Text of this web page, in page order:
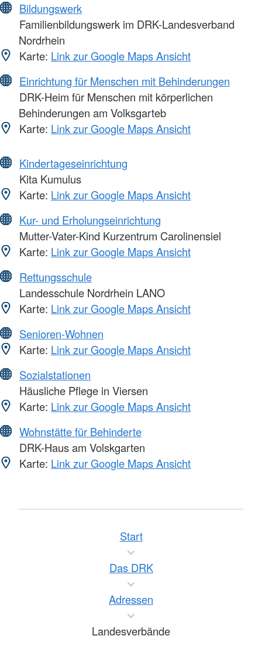
Bildungswerk
Familienbildungswerk im DRK-Landesverband
Nordrhein
Karte: Link zur Google Maps Ansicht
Einrichtung für Menschen mit Behinderungen
DRK-Heim für Menschen mit körperlichen
Behinderungen am Volksgarteb
Karte: Link zur Google Maps Ansicht
Kindertageseinrichtung
Kita Kumulus
Karte: Link zur Google Maps Ansicht
Kur- und Erholungseinrichtung
Mutter-Vater-Kind Kurzentrum Carolinensiel
Karte: Link zur Google Maps Ansicht
Rettungsschule
Landesschule Nordrhein LANO
Karte: Link zur Google Maps Ansicht
Senioren-Wohnen
Karte: Link zur Google Maps Ansicht
Sozialstationen
Häusliche Pflege in Viersen
Karte: Link zur Google Maps Ansicht
Wohnstätte für Behinderte
DRK-Haus am Volskgarten
Karte: Link zur Google Maps Ansicht
Start
Das DRK
Adressen
Landesverbände